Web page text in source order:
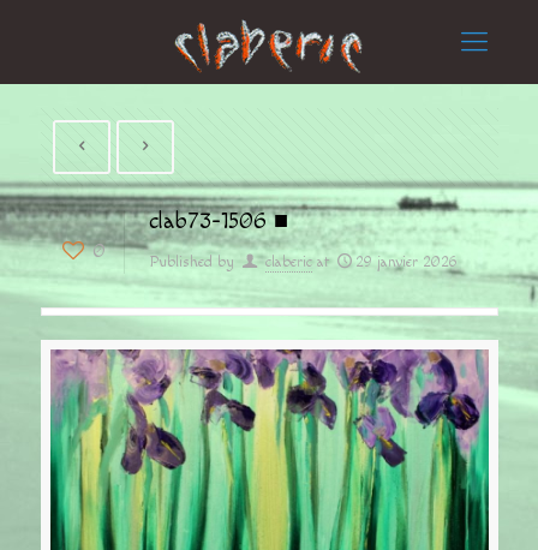
0
clab73-1506 ■
Published by claberic at 29 janvier 2026